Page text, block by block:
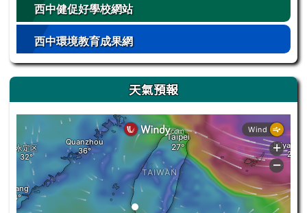
西中健促好學校網站
西中環境教育成果網
天氣預報